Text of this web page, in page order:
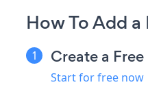
How To Add
Create a
Start for free now